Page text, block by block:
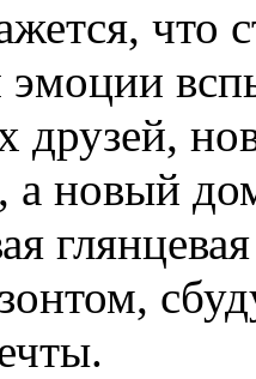
что
эмоции
друзей,
новый